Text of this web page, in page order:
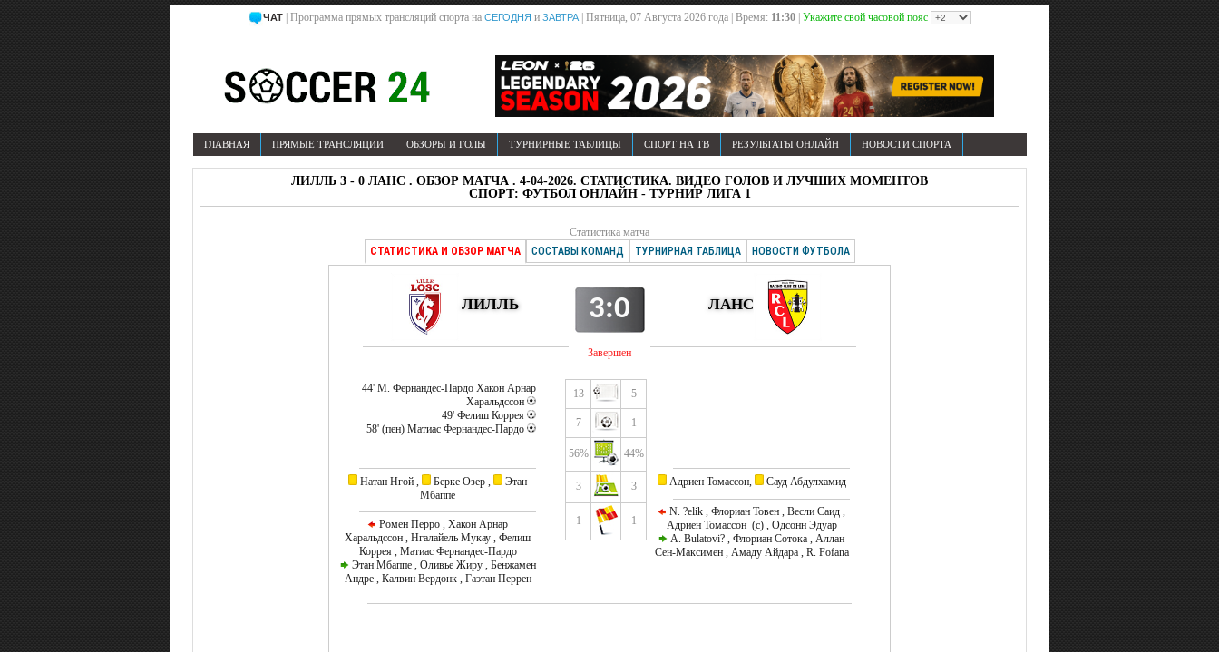
ЧАТ| Программа прямых трансляций спорта на СЕГОДНЯ и ЗАВТРА| Пятница, 07 Августа 2026 года | Время: 11:30| Укажите свой часовой пояс
ГЛАВНАЯ ПРЯМЫЕ ТРАНСЛЯЦИИ ОБЗОРЫ И ГОЛЫ ТУРНИРНЫЕ ТАБЛИЦЫ СПОРТ НА ТВ РЕЗУЛЬТАТЫ ОНЛАЙН НОВОСТИ СПОРТА
ЛИЛЛЬ 3 - 0 ЛАНС . ОБЗОР МАТЧА . 4-04-2026. СТАТИСТИКА. ВИДЕО ГОЛОВ И ЛУЧШИХ МОМЕНТОВ
СПОРТ: ФУТБОЛ ОНЛАЙН - ТУРНИР ЛИГА 1
Статистика матча
СТАТИСТИКА И ОБЗОР МАТЧА
СОСТАВЫ КОМАНД ТУРНИРНАЯ ТАБЛИЦА НОВОСТИ ФУТБОЛА
ЛИЛЛЬ 3:0
Завершен
ЛАНС
44' М. Фернандес-Пардо Хакон Арнар
Харальдссон
49' Фелиш Коррея
58' (пен) Матиас Фернандес-Пардо
Натан Нгой , Берке Озер ,
Этан
Мбаппе
Ромен Перро , Хакон Арнар
Харальдссон , Нгалайель Мукау , Фелиш
Коррея , Матиас Фернандес-Пардо
Этан Мбаппе , Оливье Жиру , Бенжамен
Андре , Калвин Вердонк , Гаэтан Перрен
13 5
7 1
56% 44%
3 3
1 1
Адриен Томассон, Сауд Абдулхамид
N. ?elik , Флориан Товен , Весли Саид ,
Адриен Томассон (c) , Одсонн Эдуар
A. Bulatovi? , Флориан Сотока , Аллан
Сен-Максимен , Амаду Айдара , R. Fofana